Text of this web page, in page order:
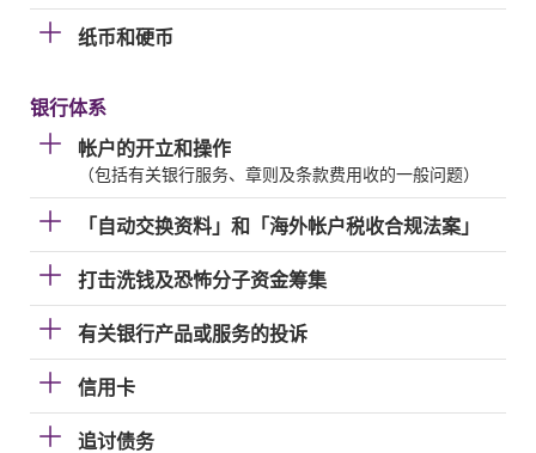
纸币和硬币
银行体系
帐户的开立和操作
（包括有关银行服务、章则及条款费用收的一般问题）
「自动交换资料」和「海外帐户税收合规法案」
打击洗钱及恐怖分子资金筹集
有关银行产品或服务的投诉
信用卡
追讨债务